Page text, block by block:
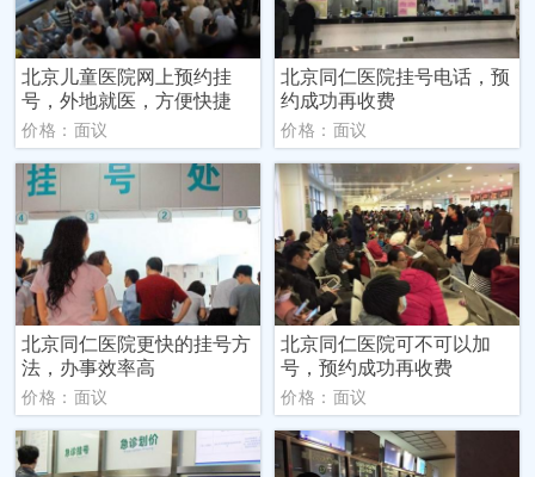
北京儿童医院网上预约挂
号，外地就医，方便快捷
价格：面议
北京同仁医院挂号电话，预
约成功再收费
价格：面议
北京同仁医院更快的挂号方
法，办事效率高
价格：面议
北京同仁医院可不可以加
号，预约成功再收费
价格：面议